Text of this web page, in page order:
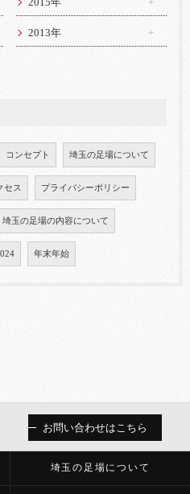
2013年
コンセプト 埼玉の足場について
セス プライバシーポリシー
埼玉の足場の内容について
年末年始
お問い合わせはこちら
埼玉の足場について